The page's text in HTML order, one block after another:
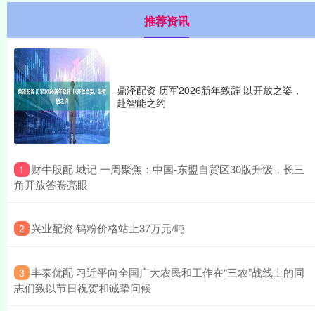
推荐资讯
鼎泽配资 历军2026新年致辞 以开放之姿，
赴智能之约
1
​财牛股配 城记 一周聚焦：中国-东盟自贸区30版升级，长三
角开放答卷亮眼
2 ​兴业配资 钨粉价格站上37万元/吨
3 ​丰泰优配 习近平向全国广大农民和工作在“三农”战线上的同
志们致以节日祝贺和诚挚问候